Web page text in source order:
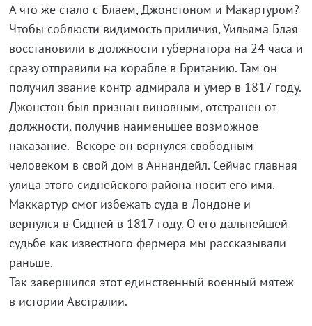
А что же стало с Блаем, Джонстоном и Макартуром?
Чтобы соблюсти видимость приличия, Уильяма Блая
восстановили в должности губернатора на 24 часа и
сразу отправили на корабле в Британию. Там он
получил звание контр-адмирала и умер в 1817 году.
Джонстон был признан виновным, отстранен от
должности, получив наименьшее возможное
наказание. Вскоре он вернулся свободным
человеком в свой дом в Аннандейл. Сейчас главная
улица этого сиднейского района носит его имя.
Маккартур смог избежать суда в Лондоне и
вернулся в Сидней в 1817 году. О его дальнейшей
судьбе как известного фермера мы рассказывали
раньше.
Так завершился этот единственный военный мятеж
в истории Австралии.